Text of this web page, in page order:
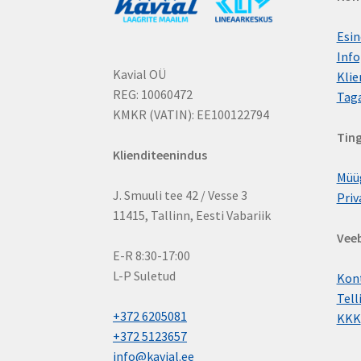
Kavial OÜ
REG: 10060472
KMKR (VATIN): EE100122794
Klienditeenindus
J. Smuuli tee 42 / Vesse 3
11415, Tallinn, Eesti Vabariik
E-R 8:30-17:00
L-P Suletud
+372 6205081
+372 5123657
info@kavial.ee
KKK